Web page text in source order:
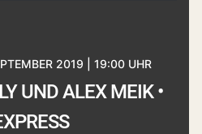
2019 | 19:00 UHR
UND ALEX MEIK •